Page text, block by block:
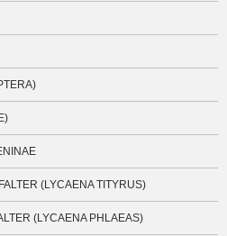
(LYCAENA TITYRUS)
(LYCAENA PHLAEAS)